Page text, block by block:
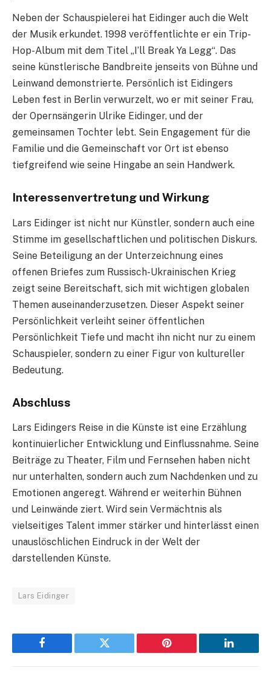
Neben der Schauspielerei hat Eidinger auch die Welt
der Musik erkundet. 1998 veröffentlichte er ein Trip-
Hop-Album mit dem Titel „I’ll Break Ya Legg“. Das
seine künstlerische Bandbreite jenseits von Bühne und
Leinwand demonstrierte. Persönlich ist Eidingers
Leben fest in Berlin verwurzelt, wo er mit seiner Frau,
der Opernsängerin Ulrike Eidinger, und der
gemeinsamen Tochter lebt. Sein Engagement für die
Familie und die Gemeinschaft vor Ort ist ebenso
tiefgreifend wie seine Hingabe an sein Handwerk.
Interessenvertretung und Wirkung
Lars Eidinger ist nicht nur Künstler, sondern auch eine
Stimme im gesellschaftlichen und politischen Diskurs.
Seine Beteiligung an der Unterzeichnung eines
offenen Briefes zum Russisch-Ukrainischen Krieg
zeigt seine Bereitschaft, sich mit wichtigen globalen
Themen auseinanderzusetzen. Dieser Aspekt seiner
Persönlichkeit verleiht seiner öffentlichen
Persönlichkeit Tiefe und macht ihn nicht nur zu einem
Schauspieler, sondern zu einer Figur von kultureller
Bedeutung.
Abschluss
Lars Eidingers Reise in die Künste ist eine Erzählung
kontinuierlicher Entwicklung und Einflussnahme. Seine
Beiträge zu Theater, Film und Fernsehen haben nicht
nur unterhalten, sondern auch zum Nachdenken und zu
Emotionen angeregt. Während er weiterhin Bühnen
und Leinwände ziert. Wird sein Vermächtnis als
vielseitiges Talent immer stärker und hinterlässt einen
unauslöschlichen Eindruck in der Welt der
darstellenden Künste.
Lars Eidinger
Facebook Twitter Pinterest LinkedIn